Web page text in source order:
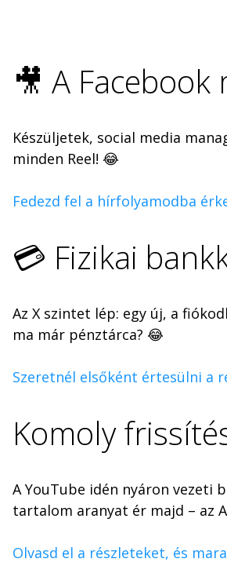
🎥 A
Készüljetek, social media
minden Reel! 😂
Fedezd fel a hírfolyamodba
💳 Fizikai
Az X szintet lép: egy új, a
ma már pénztárca? 😂
Szeretnél elsőként értesülni a
Komoly
A YouTube idén nyáron vezeti
tartalom aranyat ér majd – az
Olvasd el a részleteket, és